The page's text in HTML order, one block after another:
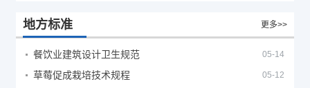
地方标准 更多>>
餐饮业建筑设计卫生规范 05-14
草莓促成栽培技术规程 05-12